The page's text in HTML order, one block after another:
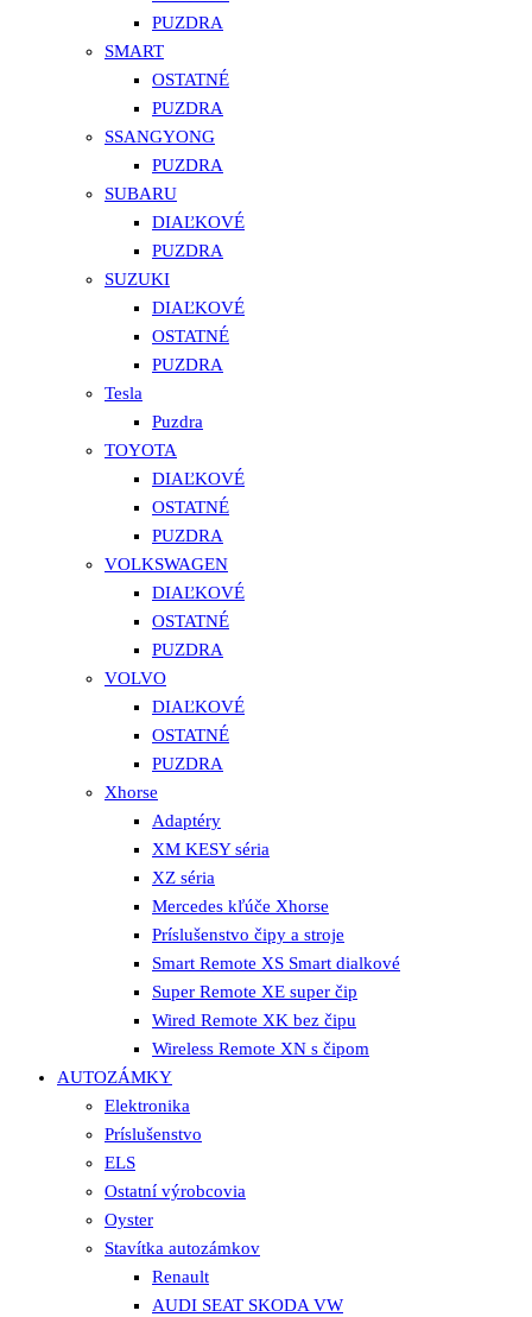
PUZDRA
SMART
OSTATNÉ
PUZDRA
SSANGYONG
PUZDRA
SUBARU
DIAĽKOVÉ
PUZDRA
SUZUKI
DIAĽKOVÉ
OSTATNÉ
PUZDRA
Tesla
Puzdra
TOYOTA
DIAĽKOVÉ
OSTATNÉ
PUZDRA
VOLKSWAGEN
DIAĽKOVÉ
OSTATNÉ
PUZDRA
VOLVO
DIAĽKOVÉ
OSTATNÉ
PUZDRA
Xhorse
Adaptéry
XM KESY séria
XZ séria
Mercedes kľúče Xhorse
Príslušenstvo čipy a stroje
Smart Remote XS Smart dialkové
Super Remote XE super čip
Wired Remote XK bez čipu
Wireless Remote XN s čipom
AUTOZÁMKY
Elektronika
Príslušenstvo
ELS
Ostatní výrobcovia
Oyster
Stavítka autozámkov
Renault
AUDI SEAT SKODA VW